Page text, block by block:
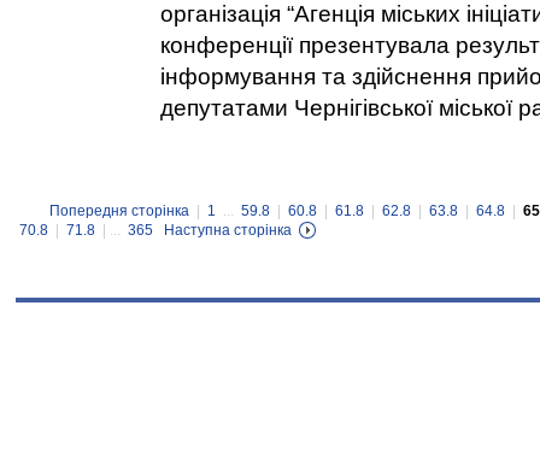
організація “Агенція міських
конференції презентувала
інформування та здійснення
депутатами Чернігівської міської
Попередня сторінка 1 ... 59.8 60.8 61.8 62.8 63.8 64.8
70.8
71.8 | ... 365 Наступна сторінка